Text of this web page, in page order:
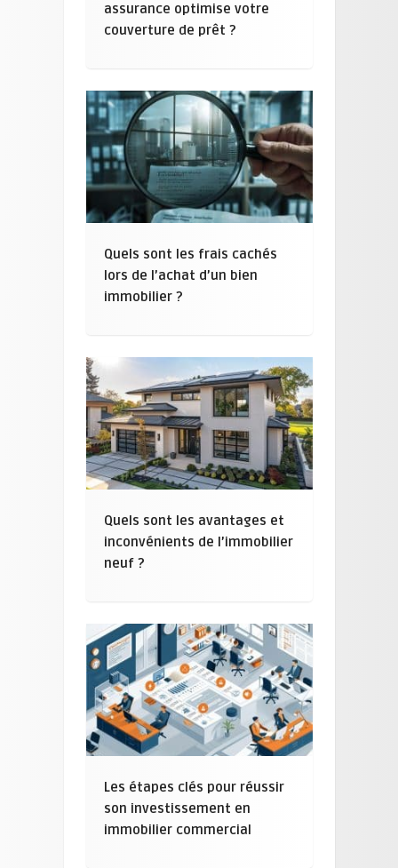
assurance optimise votre
couverture de prêt ?
Quels sont les frais cachés
lors de l’achat d’un bien
immobilier ?
Quels sont les avantages et
inconvénients de l’immobilier
neuf ?
Les étapes clés pour réussir
son investissement en
immobilier commercial